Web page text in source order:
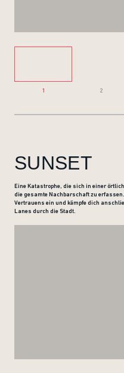
1 2
SUNSET
Eine Katastrophe, die sich in einer
die gesamte Nachbarschaft zu
Vertrauens ein und kämpfe dich
Lanes durch die Stadt.